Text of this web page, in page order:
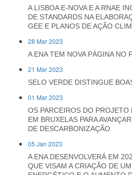
A LISBOA E-NOVA E A RNAE
DE STANDARDS NA
GEE E PLANOS DE AÇÃO
28 Mar 2023
A ENA TEM NOVA PÁGINA NO
21 Mar 2023
SELO VERDE DISTINGUE
01 Mar 2023
OS PARCEIROS DO PROJETO
EM BRUXELAS PARA
DE DESCARBONIZAÇÃO
05 Jan 2023
A ENA DESENVOLVERÁ EM
QUE VISAM A CRIAÇÃO DE